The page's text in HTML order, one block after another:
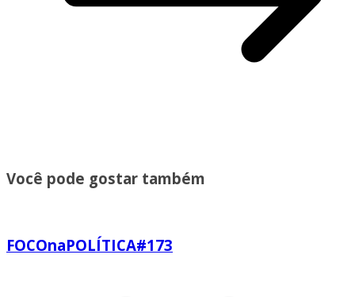
Você pode gostar também
FOCOnaPOLÍTICA#173